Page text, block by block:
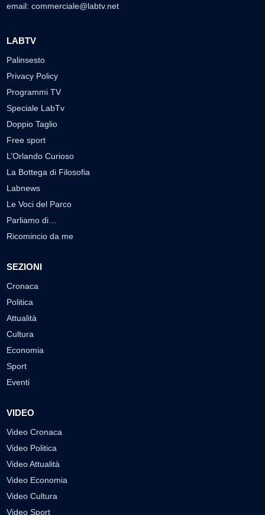
email: commerciale@labtv.net
LABTV
Palinsesto
Privacy Policy
Programmi TV
Speciale LabTv
Doppio Taglio
Free sport
L’Orlando Curioso
La Bottega di Filosofia
Labnews
Le Voci del Parco
Parliamo di…
Ricomincio da me
SEZIONI
Cronaca
Politica
Attualità
Cultura
Economia
Sport
Eventi
VIDEO
Video Cronaca
Video Politica
Video Attualità
Video Economia
Video Cultura
Video Sport